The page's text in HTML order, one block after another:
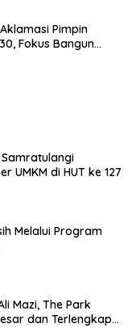
Pimpin
Fokus Bangun
Samratulangi
UMKM di HUT ke 127
Melalui Program
Mazi, The Park
dan Terlengkap